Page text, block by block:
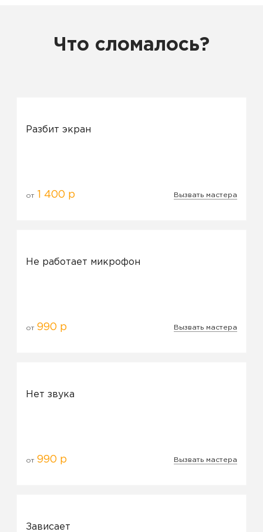
Что сломалось?
Разбит экран
от 1 400 р Вызвать мастера
Не работает микрофон
от990 р Вызвать мастера
Нет звука
от990 р Вызвать мастера
Зависает